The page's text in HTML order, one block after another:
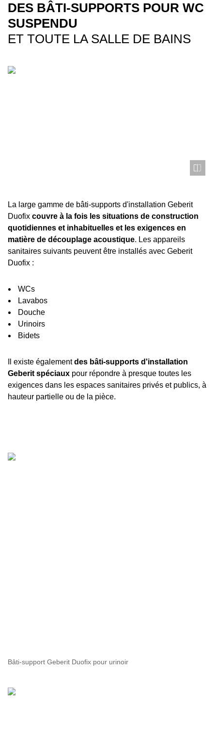
DES BÂTI-SUPPORTS POUR WC
SUSPENDU
ET TOUTE LA SALLE DE BAINS
La large gamme de bâti-supports d'installation Geberit
Duofix couvre à la fois les situations de construction
quotidiennes et inhabituelles et les exigences en
matière de découplage acoustique. Les appareils
sanitaires suivants peuvent être installés avec Geberit
Duofix :
WCs
Lavabos
Douche
Urinoirs
Bidets
Il existe égalementdes bâti-supports d'installation
Geberit spéciaux pour répondre à presque toutes les
exigences dans les espaces sanitaires privés et publics, à
hauteur partielle ou de la pièce.
Bâti-support Geberit Duofix pour urinoir